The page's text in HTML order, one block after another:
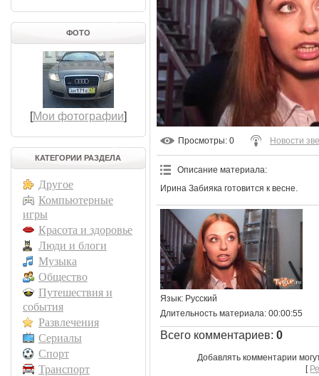
ФОТО
[Мои фотографии]
КАТЕГОРИИ РАЗДЕЛА
Другое
Компьютерные
игры
Красота и здоровье
Люди и блоги
Музыка
Общество
Путешествия и
события
Развлечения
Сериалы
Спорт
Транспорт
Просмотры: 0 Новости
Описание материала:
Ирина Забияка готовится к весне.
Язык: Русский
Длительность материала: 00:00:55
Всего комментариев: 0
Добавлять комментарии
[